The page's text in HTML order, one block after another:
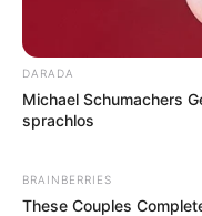
DARADA
Michael Schumachers
sprachlos
BRAINBERRIES
These Couples